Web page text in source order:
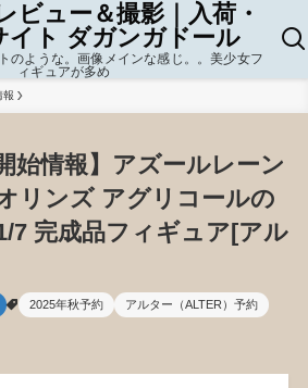
ビュー＆撮影｜入荷・
イト ダガンガドール
のような。画像メインな感じ。。美少女フ
ィギュアが多め
報
始情報】アズールレーン
リンズ アグリコールの
7 完成品フィギュア[アル
2025年秋予約 アルター（ALTER）予約